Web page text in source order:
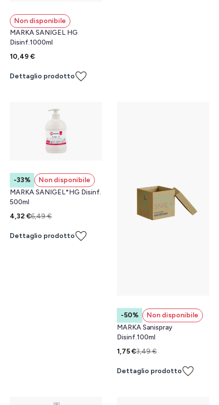
Non disponibile
MARKA SANIGEL HG
Disinf.1000ml
10,49 €
Dettaglio prodotto
-33%
Non disponibile
MARKA SANIGEL*HG Disinf.
500ml
4,32 €6,49 €
Dettaglio prodotto
-50%
Non disponibile
MARKA Sanispray
Disinf.100ml
1,75 €3,49 €
Dettaglio prodotto